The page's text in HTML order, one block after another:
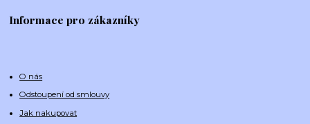
Informace pro zákazníky
O nás
Odstoupení od smlouvy
Jak nakupovat